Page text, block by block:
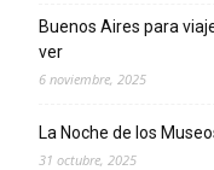
Buenos Aires para
ver
6 noviembre, 2025
La Noche de los
31 octubre, 2025